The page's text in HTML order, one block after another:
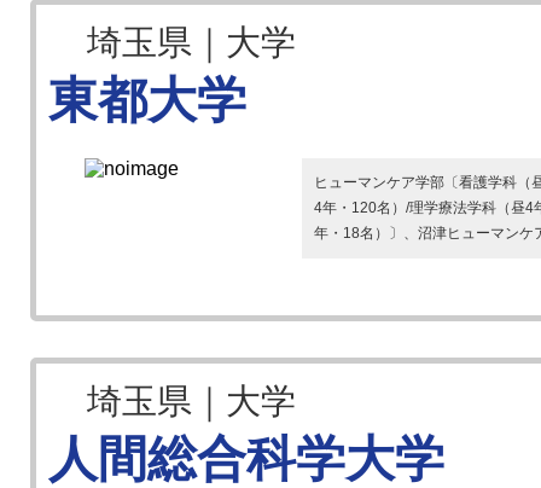
埼玉県｜大学
東都大学
ヒューマンケア学部〔看護学科
4年・120名）/理学療法学科（昼4
年・18名）〕、沼津ヒューマンケ
埼玉県｜大学
人間総合科学大学